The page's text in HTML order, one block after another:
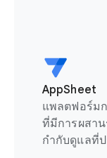
AppSheet
แพลตฟอร์ม
ที่มีการผสา
กำกับดูแลที่